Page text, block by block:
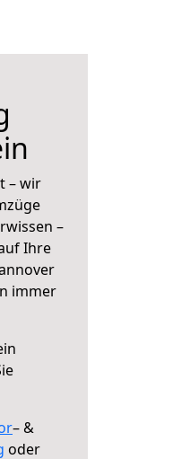
– wir
–
Ihre
immer
– &
oder